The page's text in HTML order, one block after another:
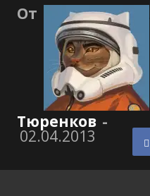
От
Тюренков -
02.04.2013